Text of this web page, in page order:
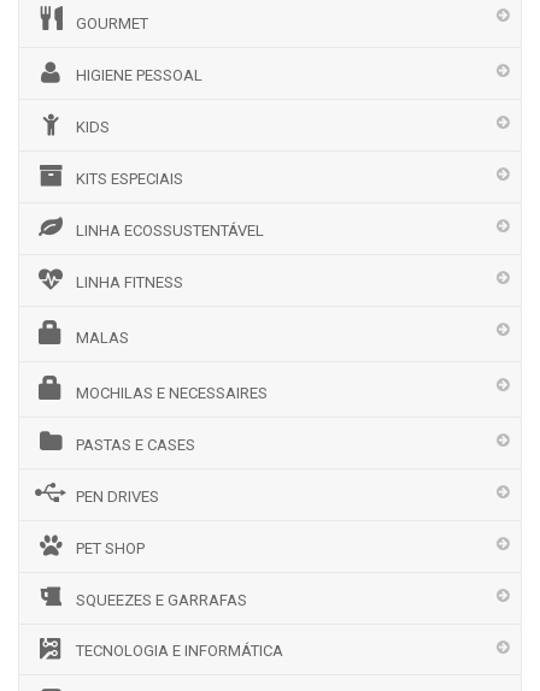
GOURMET
HIGIENE PESSOAL
KIDS
KITS ESPECIAIS
LINHA ECOSSUSTENTÁVEL
LINHA FITNESS
MALAS
MOCHILAS E NECESSAIRES
PASTAS E CASES
PEN DRIVES
PET SHOP
SQUEEZES E GARRAFAS
TECNOLOGIA E INFORMÁTICA